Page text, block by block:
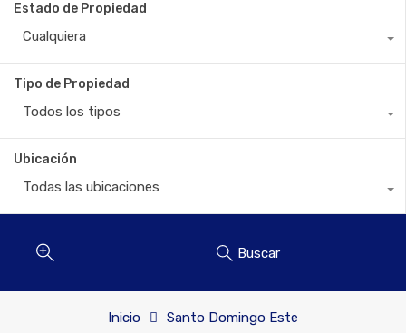
Estado de Propiedad
Cualquiera
Tipo de Propiedad
Todos los tipos
Ubicación
Todas las ubicaciones
Buscar
Inicio Santo Domingo Este